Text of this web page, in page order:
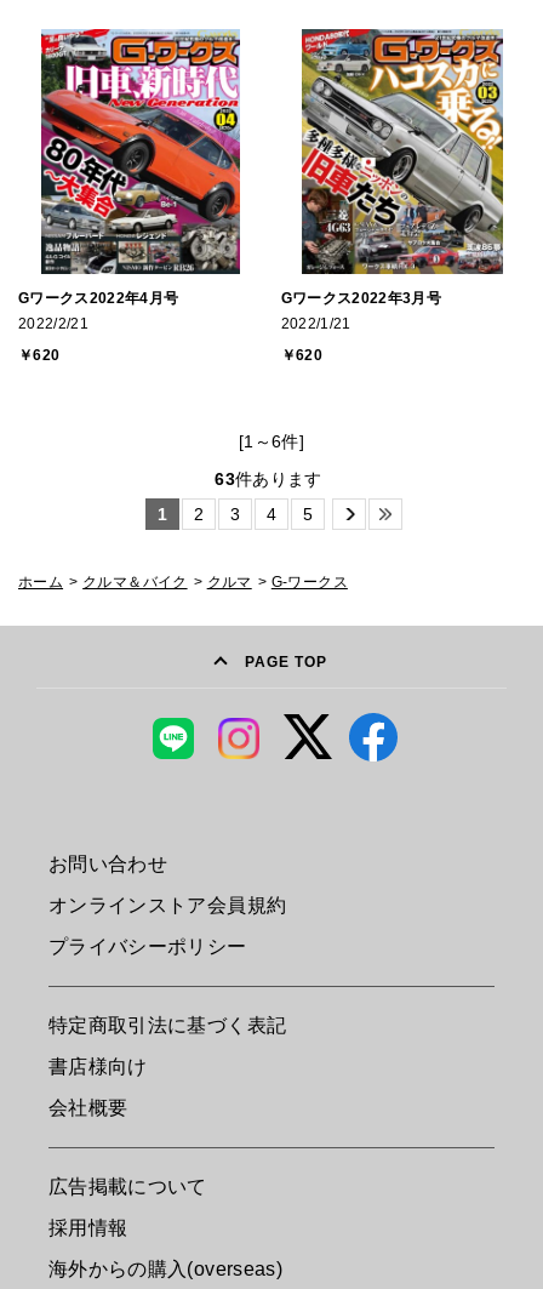
Gワークス2022年4月号
2022/2/21
￥620
Gワークス2022年3月号
2022/1/21
￥620
[1～6件]
63件あります
1
2 3 4 5
ホーム > クルマ＆バイク > クルマ > G-ワークス
PAGE TOP
お問い合わせ
オンラインストア会員規約
プライバシーポリシー
特定商取引法に基づく表記
書店様向け
会社概要
広告掲載について
採用情報
海外からの購入(overseas)